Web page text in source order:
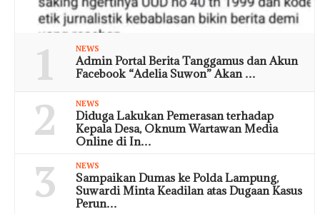
1 NEWS
Admin Portal Berita Tanggamus dan Akun
Facebook “Adelia Suwon” Akan …
2 NEWS
Diduga Lakukan Pemerasan terhadap
Kepala Desa, Oknum Wartawan Media
Online di In…
3 NEWS
Sampaikan Dumas ke Polda Lampung,
Suwardi Minta Keadilan atas Dugaan Kasus
Perun…